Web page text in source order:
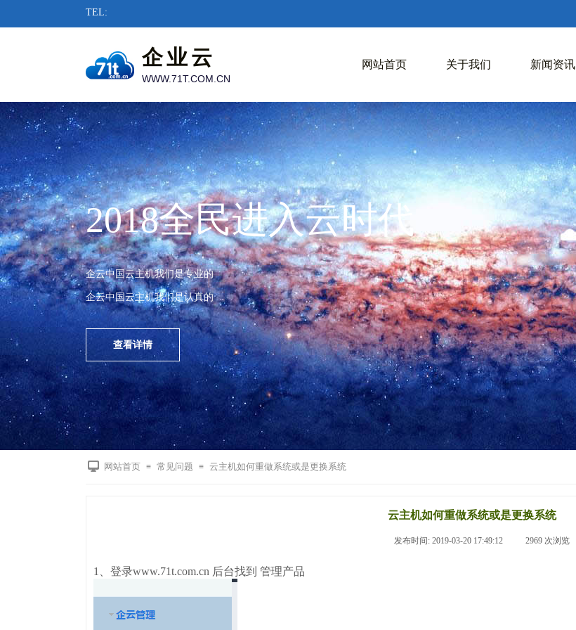
TEL:
网站首页 关于我们 新闻资讯
企业云
WWW.71T.COM.CN
2018全民进入云时代
企云中国云主机我们是专业的
企云中国云主机我们是认真的
查看详情
网站首页 ≡ 常见问题 ≡ 云主机如何重做系统或是更换系统
云主机如何重做系统或是更换系统
发布时间: 2019-03-20 17:49:12 2969 次浏览
1、登录www.71t.com.cn 后台找到 管理产品